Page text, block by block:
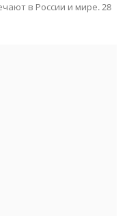
в России и мире. 28